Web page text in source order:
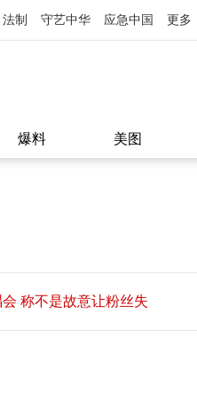
法制 守艺中华 应急中国 更多
爆料 美图
称不是故意让粉丝失
称不是故意让粉丝失